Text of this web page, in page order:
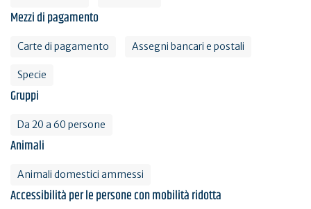
Mezzi di pagamento
Carte di pagamento Assegni bancari e postali
Specie
Gruppi
Da 20 a 60 persone
Animali
Animali domestici ammessi
Accessibilità per le persone con mobilità ridotta